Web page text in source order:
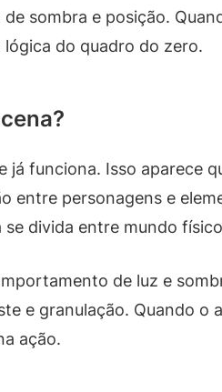
sombra e posição.
do quadro do zero.
funciona. Isso aparece
entre personagens e
divida entre mundo
de luz e
e granulação. Quando o
ação.